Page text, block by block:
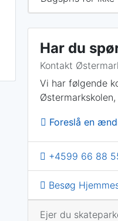
Har du
Kontakt
Vi har følgende
Østermarkskolen,
Foreslå en
+4599 66 88
Besøg
Ejer du